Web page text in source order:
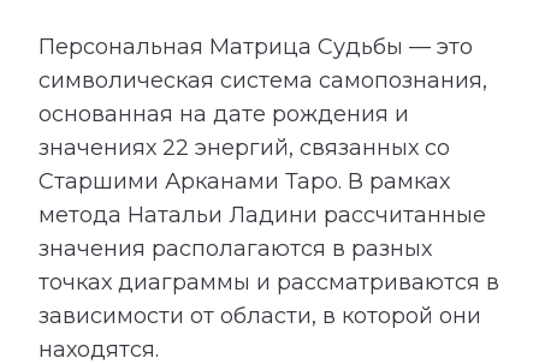
Персональная Матрица Судьбы — это
символическая система самопознания,
основанная на дате рождения и
значениях 22 энергий, связанных со
Старшими Арканами Таро. В рамках
метода Натальи Ладини рассчитанные
значения располагаются в разных
точках диаграммы и рассматриваются в
зависимости от области, в которой они
находятся.